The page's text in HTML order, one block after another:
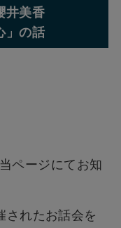
井美香
」の話
ページにてお知
されたお話会を